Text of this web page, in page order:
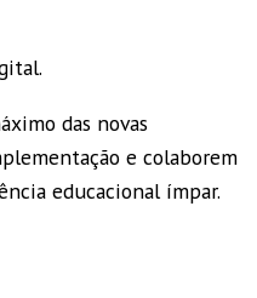
das novas
e colaborem
educacional ímpar.